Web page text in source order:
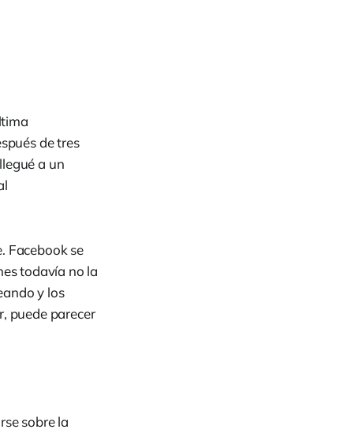
de tres
a un
Facebook se
todavía no la
y los
puede parecer
sobre la